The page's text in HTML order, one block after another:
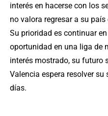
interés en hacerse con los
no valora regresar a su
Su prioridad es continuar
oportunidad en una liga de
interés mostrado, su futuro
Valencia espera resolver
días.